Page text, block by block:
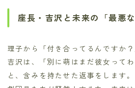
座長・吉沢と未来の「最悪
理子から「付き合ってるんですか？
吉沢は、「別に萌はまだ彼女って
と、含みを持たせた返事をします